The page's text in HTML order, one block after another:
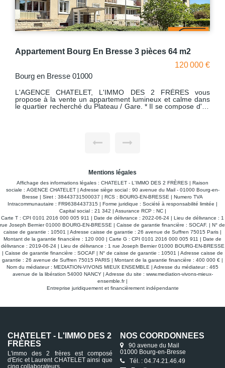
pièces 64 m2
2 FRÈRES vous
et calme dans
BOURG EN BRESSE 01000
L'AGENCE CHATELET L'IMMO
propose à la vente un appartement en
compose de : * Un grand salon-séjour de 28 m² baigné de
Emplacement de choix : en plein
situation privilégiée.
Mentions légales
Affichage des informations légales : CHATELET - L'IMMO DES 2 FRÈRES | Raison
sociale : AGENCE CHATELET | Adresse siège social : 90 avenue du Mail - 01000 Bourg-en-
Bresse | Siret : 38443731500037 | RCS : BOURG-EN-BRESSE | Numero TVA
Intracommunautaire : FR96384437315 | Forme juridique : Société à responsabilité limitée |
Capital social : 21 342 | Assurance RCP : NC |
Carte T : CPI 0101 2016 000 005 911 | Date de délivrance : 2022-06-24 | Lieu de délivrance : 1
rue Joseph Bernier 01000 BOURG-EN-BRESSE | Caisse de garantie financière : SOCAF. | N° de
caisse de garantie : 10501 | Adresse caisse de garantie : 26 avenue de Suffren 75015 Paris |
Montant de la garantie financière : 120 000 | Carte G : CPI 0101 2016 000 005 911 | Date de
délivrance : 2019-06-24 | Lieu de délivrance : 1 rue Joseph Bernier 01000 BOURG-EN-BRESSE
| Caisse de garantie financière : SOCAF | N° de caisse de garantie : 10501 | Adresse caisse de
garantie : 26 avenue de Suffren 75015 PARIS | Montant de la garantie financière : 400 000 € |
Nom du médiateur : MEDIATION-VIVONS MIEUX ENSEMBLE | Adresse du médiateur : 465
avenue de la libération 54000 NANCY | Adresse du site : www.mediation-vivons-mieux-
ensemble.fr|
Entreprise juridiquement et financièrement indépendante
CHATELET - L'IMMO DES 2
FRÈRES
L'immo des 2 frères est composé
d'Eric et Laurent CHATELET ainsi que
cinq collaborateurs.
NOS COORDONNÉES
90 avenue du Mail
01000 Bourg-en-Bresse
Tél. : 04.74.21.46.49